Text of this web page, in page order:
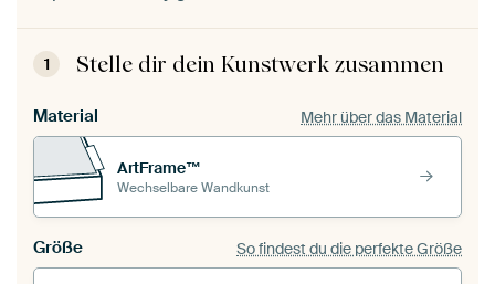
1 Stelle dir dein Kunstwerk zusammen
Material Mehr über das Material
ArtFrame™
Wechselbare Wandkunst
Größe So findest du die perfekte Größe